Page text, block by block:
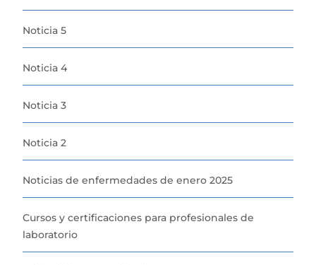
Noticia 5
Noticia 4
Noticia 3
Noticia 2
Noticias de enfermedades de enero 2025
Cursos y certificaciones para profesionales de
laboratorio